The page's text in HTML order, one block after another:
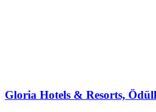
Gloria Hotels & Resorts,